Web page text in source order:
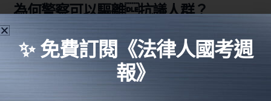
為何警察可以驅離抗議人群？
議，遭到警方舉牌警告並強制驅離的畫面。
，當集會遊行發生以下情形時，主管的
✨ 免費訂閱《法律人國考週
報》